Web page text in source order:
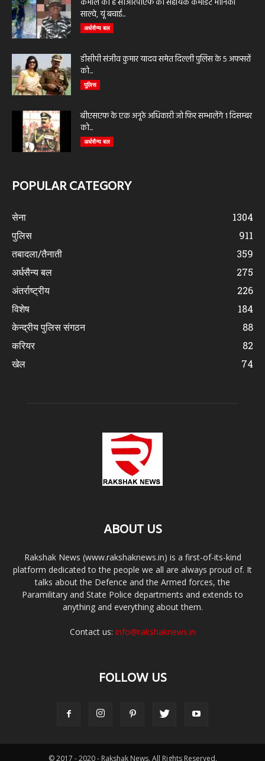
साल्वे, यूं बचाई...
अर्धसैन्य बल
डीसीपी संजीव कुमार यादव समेत दिल्ली पुलिस के 5 अफसरों
को...
पुलिस
बीएसएफ के एक अनूठे अधिकारी जो फिर सम्भालेंगे 1 दिसम्बर
को...
अर्धसैन्य बल
POPULAR CATEGORY
सेना
1304
पुलिस
911
तबादला/तैनाती
359
अर्धसैन्य बल
275
अंतर्राष्ट्रीय
226
विशेष
184
केन्द्रीय पुलिस संगठन
88
करियर
82
खेल
74
ABOUT US
Rakshak News (www.rakshaknews.in) is a first-of-its-kind
platform dedicated to the people we all are always proud of. It
talks about the Defence and the Armed forces, the
Paramilitary and State Police departments and extends to
anything and everything about them.
Contact us: info@rakshaknews.in
FOLLOW US
© 2017 - 2020 - Rakshak News. All Rights Reserved.